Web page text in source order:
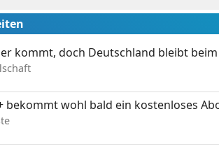
kommt, doch Deutschland bleibt
bekommt wohl bald ein kostenloses